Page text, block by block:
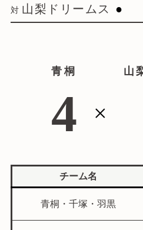
対 山梨ドリームス ●
青桐
4 ×
山
チーム名
青桐・千塚・羽黒